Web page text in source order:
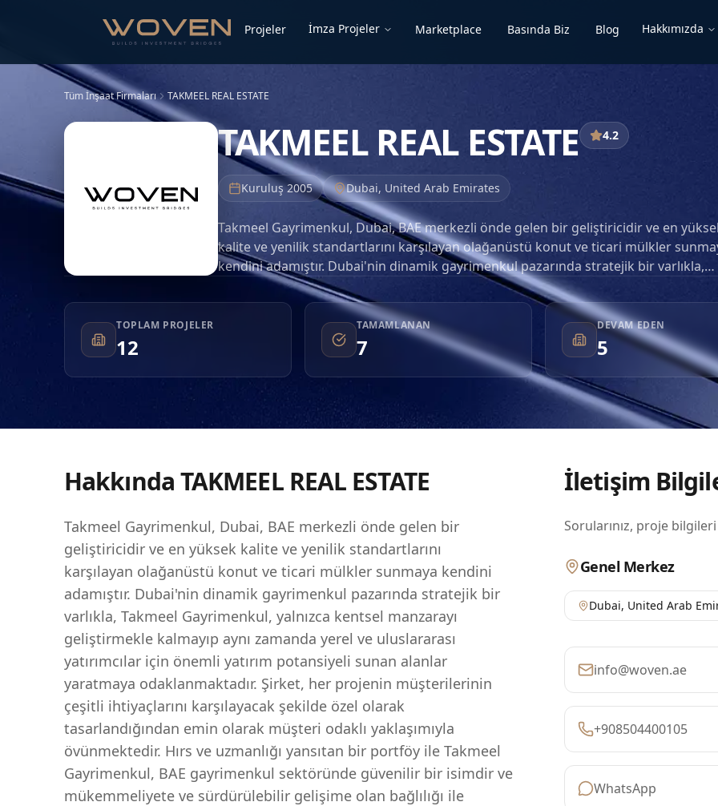
Projeler İmza Projeler Marketplace Basında Biz Blog Hakkımızda
Tüm İnşaat Firmaları TAKMEEL REAL ESTATE
TAKMEEL REAL ESTATE 4.2
Kuruluş 2005 Dubai, United Arab Emirates
Takmeel Gayrimenkul, Dubai, BAE merkezli önde gelen bir geliştiricidir ve en
kalite ve yenilik standartlarını karşılayan olağanüstü konut ve ticari mülkler
kendini adamıştır. Dubai'nin dinamik gayrimenkul pazarında stratejik bir varlıkla,
Takmeel Gayrimenkul, yalnızca kentsel manzarayı geliştirmekle kalmayıp aynı
yerel ve uluslararası yatırımcılar için önemli yatırım potansiyeli sunan alanlar
odaklanmaktadır. Şirket, her projenin müşterilerinin çeşitli ihtiyaçlarını
şekilde özel olarak tasarlandığından emin olarak müşteri odaklı yaklaşımıyla
övünmektedir. Hırs ve uzmanlığı yansıtan bir portföy ile Takmeel Gayrimenkul, BAE
gayrimenkul sektöründe güvenilir bir isimdir ve mükemmeliyete ve sürdürülebilir
gelişime olan bağlılığı ile tanınmaktadır.
TOPLAM PROJELER
12
TAMAMLANAN
7
DEVAM EDEN
5
HakkındaTAKMEEL REAL ESTATE
Takmeel Gayrimenkul, Dubai, BAE merkezli önde gelen bir
geliştiricidir ve en yüksek kalite ve yenilik standartlarını
karşılayan olağanüstü konut ve ticari mülkler sunmaya kendini
adamıştır. Dubai'nin dinamik gayrimenkul pazarında stratejik bir
varlıkla, Takmeel Gayrimenkul, yalnızca kentsel manzarayı
geliştirmekle kalmayıp aynı zamanda yerel ve uluslararası
yatırımcılar için önemli yatırım potansiyeli sunan alanlar
yaratmaya odaklanmaktadır. Şirket, her projenin müşterilerinin
çeşitli ihtiyaçlarını karşılayacak şekilde özel olarak
tasarlandığından emin olarak müşteri odaklı yaklaşımıyla
övünmektedir. Hırs ve uzmanlığı yansıtan bir portföy ile Takmeel
Gayrimenkul, BAE gayrimenkul sektöründe güvenilir bir isimdir ve
mükemmeliyete ve sürdürülebilir gelişime olan bağlılığı ile
İletişim
Sorularınız, proje
Genel Merkez
Dubai, United Arab
info@woven.ae
+908504400105
WhatsApp